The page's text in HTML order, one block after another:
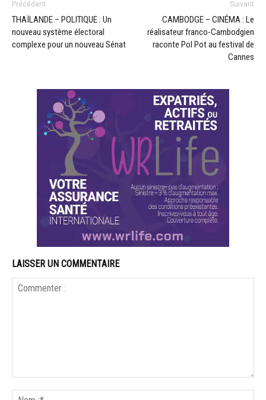
Précédent
THAÏLANDE – POLITIQUE : Un
nouveau système électoral
complexe pour un nouveau Sénat
Suivant
CAMBODGE – CINÉMA : Le
réalisateur franco-Cambodgien
raconte Pol Pot au festival de
Cannes
LAISSER UN COMMENTAIRE